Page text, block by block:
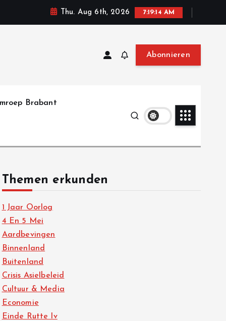
Thu. Aug 6th, 2026 7:19:15 AM
Abonnieren
Brabant
Themen erkunden
1 Jaar Oorlog
4 En 5 Mei
Aardbevingen
Binnenland
Buitenland
Crisis Asielbeleid
Cultuur & Media
Economie
Einde Rutte Iv